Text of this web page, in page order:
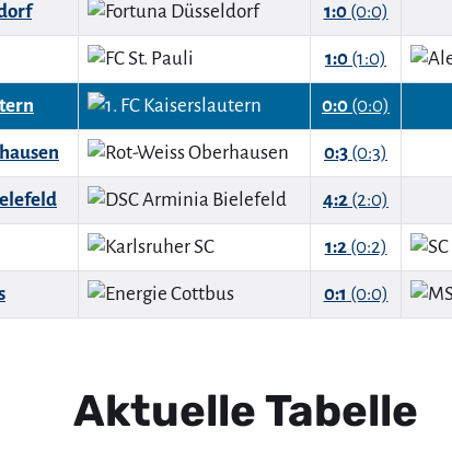
1:0(0:0)
1:0 (1:0)
0:0 (0:0)
0:3 (0:3)
4:2 (2:0)
1:2(0:2)
0:1 (0:0)
Aktuelle Tabelle